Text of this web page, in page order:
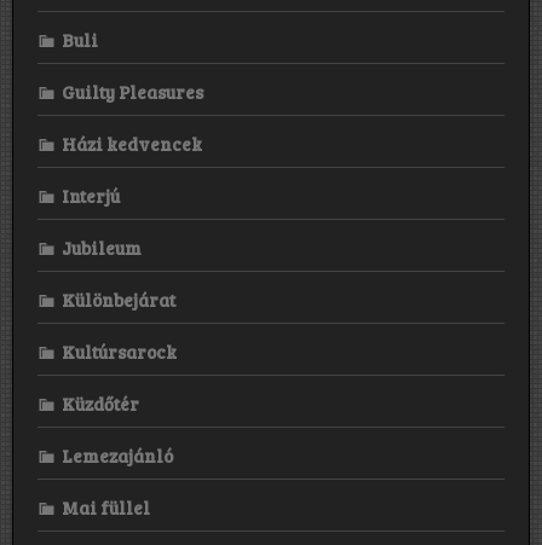
Buli
Guilty Pleasures
Házi kedvencek
Interjú
Jubileum
Különbejárat
Kultúrsarock
Küzdőtér
Lemezajánló
Mai füllel